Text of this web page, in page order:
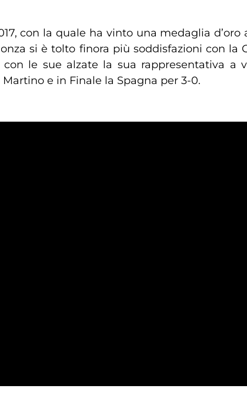
con la quale ha vinto una medaglia d’oro
si è tolto finora più soddisfazioni con la
le sue alzate la sua rappresentativa a
e in Finale la Spagna per 3-0.